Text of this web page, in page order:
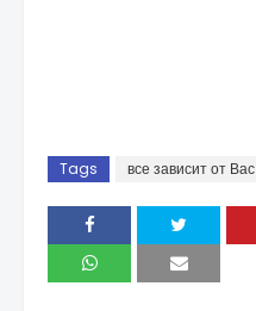
Tags все зависит от Вас